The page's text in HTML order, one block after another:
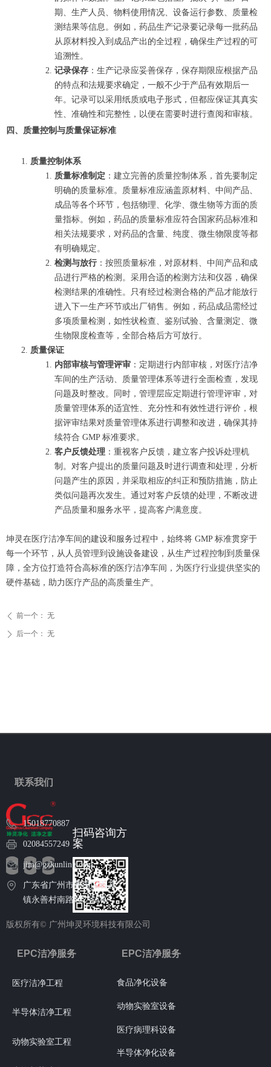
期、生产人员、物料使用情况、设备运行参数、质量检
测结果等信息。例如，药品生产记录要记录每一批药品
从原材料投入到成品产出的全过程，确保生产过程的可
追溯性。
记录保存 ：生产记录应妥善保存，保存期限应根据产品
的特点和法规要求确定，一般不少于产品有效期后一
年。记录可以采用纸质或电子形式，但都应保证其真实
性、准确性和完整性，以便在需要时进行查阅和审核。
四、质量控制与质量保证标准
质量控制体系
质量标准制定 ：建立完善的质量控制体系，首先要制定
明确的质量标准。质量标准应涵盖原材料、中间产品、
成品等各个环节，包括物理、化学、微生物等方面的质
量指标。例如，药品的质量标准应符合国家药品标准和
相关法规要求，对药品的含量、纯度、微生物限度等都
有明确规定。
检测与放行：按照质量标准，对原材料、中间产品和成
品进行严格的检测。采用合适的检测方法和仪器，确保
检测结果的准确性。只有经过检测合格的产品才能放行
进入下一生产环节或出厂销售。例如，药品成品需经过
多项质量检测，如性状检查、鉴别试验、含量测定、微
生物限度检查等，全部合格后方可放行。
质量保证
内部审核与管理评审 ：定期进行内部审核，对医疗洁净
车间的生产活动、质量管理体系等进行全面检查，发现
问题及时整改。同时，管理层应定期进行管理评审，对
质量管理体系的适宜性、充分性和有效性进行评价，根
据评审结果对质量管理体系进行调整和改进，确保其持
续符合 GMP 标准要求。
客户反馈处理 ：重视客户反馈，建立客户投诉处理机
制。对客户提出的质量问题及时进行调查和处理，分析
问题产生的原因，并采取相应的纠正和预防措施，防止
类似问题再次发生。通过对客户反馈的处理，不断改进
产品质量和服务水平，提高客户满意度。
坤灵在医疗洁净车间的建设和服务过程中，始终将 GMP 标准贯穿于
每一个环节，从人员管理到设施设备建设，从生产过程控制到质量保
障，全方位打造符合高标准的医疗洁净车间，为医疗行业提供坚实的
硬件基础，助力医疗产品的高质量生产。
ꄴ 前一个： 无
ꄲ 后一个： 无
版权所有© 广州坤灵环境科技有限公司
扫码咨询方
案
EPC洁净服务
医疗洁净工程
半导体洁净工程
动物实验室工程
食品净化设备
动物实验室设备
医疗病理科设备
半导体净化设备
EPC洁净服务
15018770887
02084557249
jim@gzkunling.com
广东省广州市番禺区石碁
镇永善村南路102号6栋
联系我们